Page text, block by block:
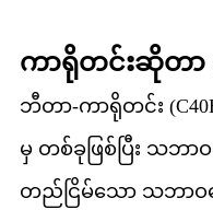
ကာရိုတင်းဆိုတာ
ဘီတာ-ကာရိုတင်း
မှ တစ်ခုဖြစ်ပြီး သဘာ
တည်ငြိမ်သော သဘာဝရ